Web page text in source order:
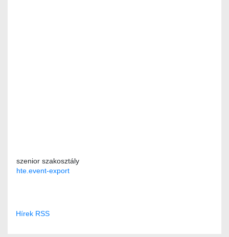
szenior szakosztály
hte.event-export
Hírek RSS